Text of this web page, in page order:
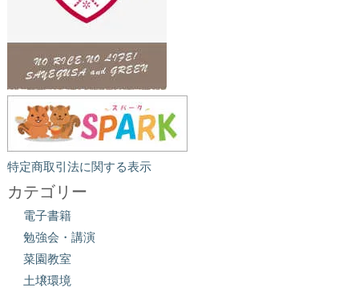
特定商取引法に関する表示
カテゴリー
電子書籍
勉強会・講演
菜園教室
土壌環境